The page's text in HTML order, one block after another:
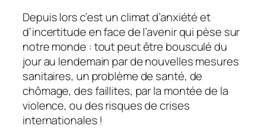
Depuis lors c’est un climat d’anxiété et
d’incertitude en face de l’avenir qui pèse sur
notre monde : tout peut être bousculé du
jour au lendemain par de nouvelles mesures
sanitaires, un problème de santé, de
chômage, des faillites, par la montée de la
violence, ou des risques de crises
internationales !